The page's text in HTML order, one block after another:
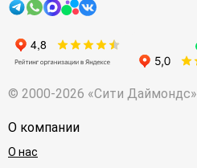
© 2000-2026 «Сити Даймондс»
О компании
О нас